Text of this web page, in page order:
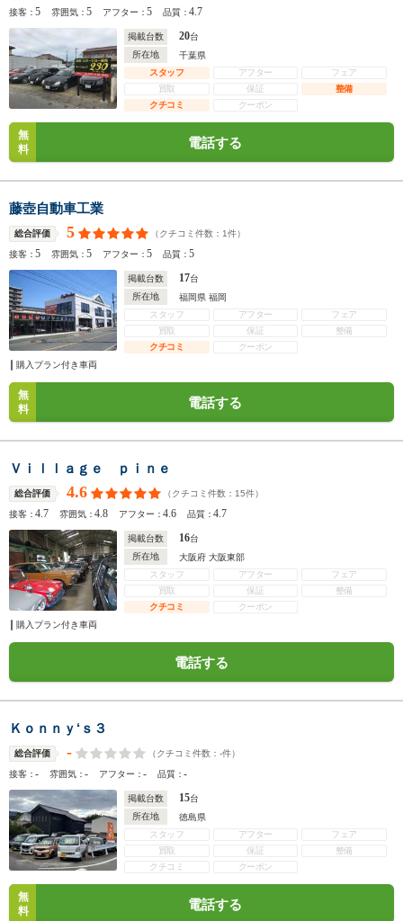
接客：5 雰囲気：5 アフター：5 品質：4.7
掲載台数 20台
所在地
千葉県
スタッフ
アフター
フェア
買取
保証
整備
クチコミ
クーポン
無
料
電話する
藤壺自動車工業
総合評価 5 （クチコミ件数： 1件）
接客：5 雰囲気：5 アフター：5 品質：5
掲載台数 17台
所在地
福岡県 福岡
スタッフ
アフター
フェア
買取
保証
整備
クチコミ
クーポン
購入プラン付き車両
無
料
電話する
Ｖｉｌｌａｇｅ ｐｉｎｅ
総合評価 4.6 （クチコミ件数： 15件）
接客：4.7 雰囲気：4.8 アフター：4.6 品質：4.7
掲載台数 16台
所在地
大阪府 大阪東部
スタッフ
アフター
フェア
買取
保証
整備
クチコミ
クーポン
購入プラン付き車両
電話する
Ｋｏｎｎｙ‘ｓ３
総合評価 - （クチコミ件数： -件）
接客：- 雰囲気：- アフター：- 品質：-
掲載台数 15台
所在地
徳島県
スタッフ
アフター
フェア
買取
保証
整備
クチコミ
クーポン
無
料
電話する